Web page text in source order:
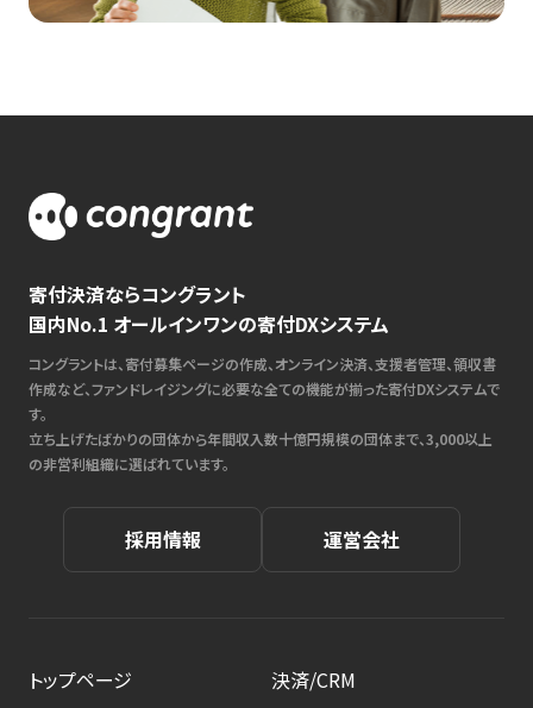
寄付決済ならコングラント
国内No.1 オールインワンの寄付DXシステム
コングラントは、寄付募集ページの作成、オンライン決済、支援者管理、領収書
作成など、ファンドレイジングに必要な全ての機能が揃った寄付DXシステムで
す。
立ち上げたばかりの団体から年間収入数十億円規模の団体まで、3,000以上
の非営利組織に選ばれています。
採用情報 運営会社
トップページ
決済/CRM